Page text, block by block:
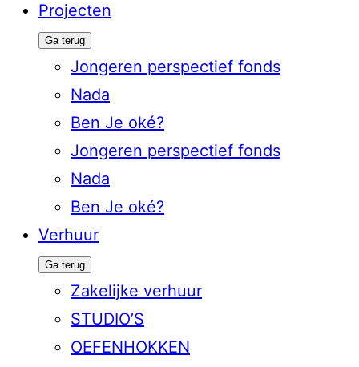
Projecten
Ga terug
Jongeren perspectief fonds
Nada
Ben Je oké?
Jongeren perspectief fonds
Nada
Ben Je oké?
Verhuur
Ga terug
Zakelijke verhuur
STUDIO’S
OEFENHOKKEN